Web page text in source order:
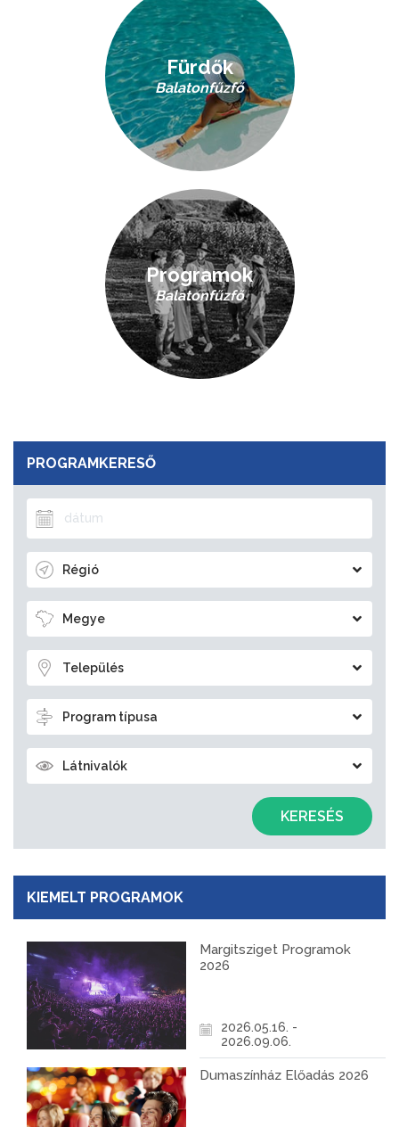
PROGRAMKERESŐ
Régió
Megye
Település
Program típusa
Látnivalók
KERESÉS
KIEMELT PROGRAMOK
Margitsziget Programok
2026
2026.05.16. -
2026.09.06.
Dumaszínház Előadás 2026
Fürdők
Balatonfűzfő
Programok
Balatonfűzfő